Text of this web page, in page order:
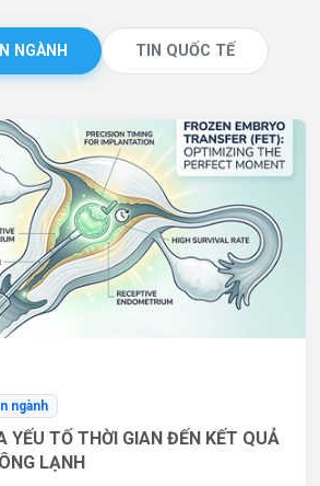
NGÀNH TIN QUỐC TẾ
ngành
YẾU TỐ THỜI GIAN ĐẾN KẾT QUẢ
LẠNH